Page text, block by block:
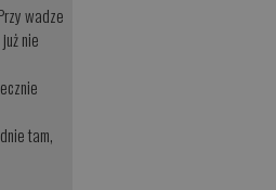
wadze
nie
tam,